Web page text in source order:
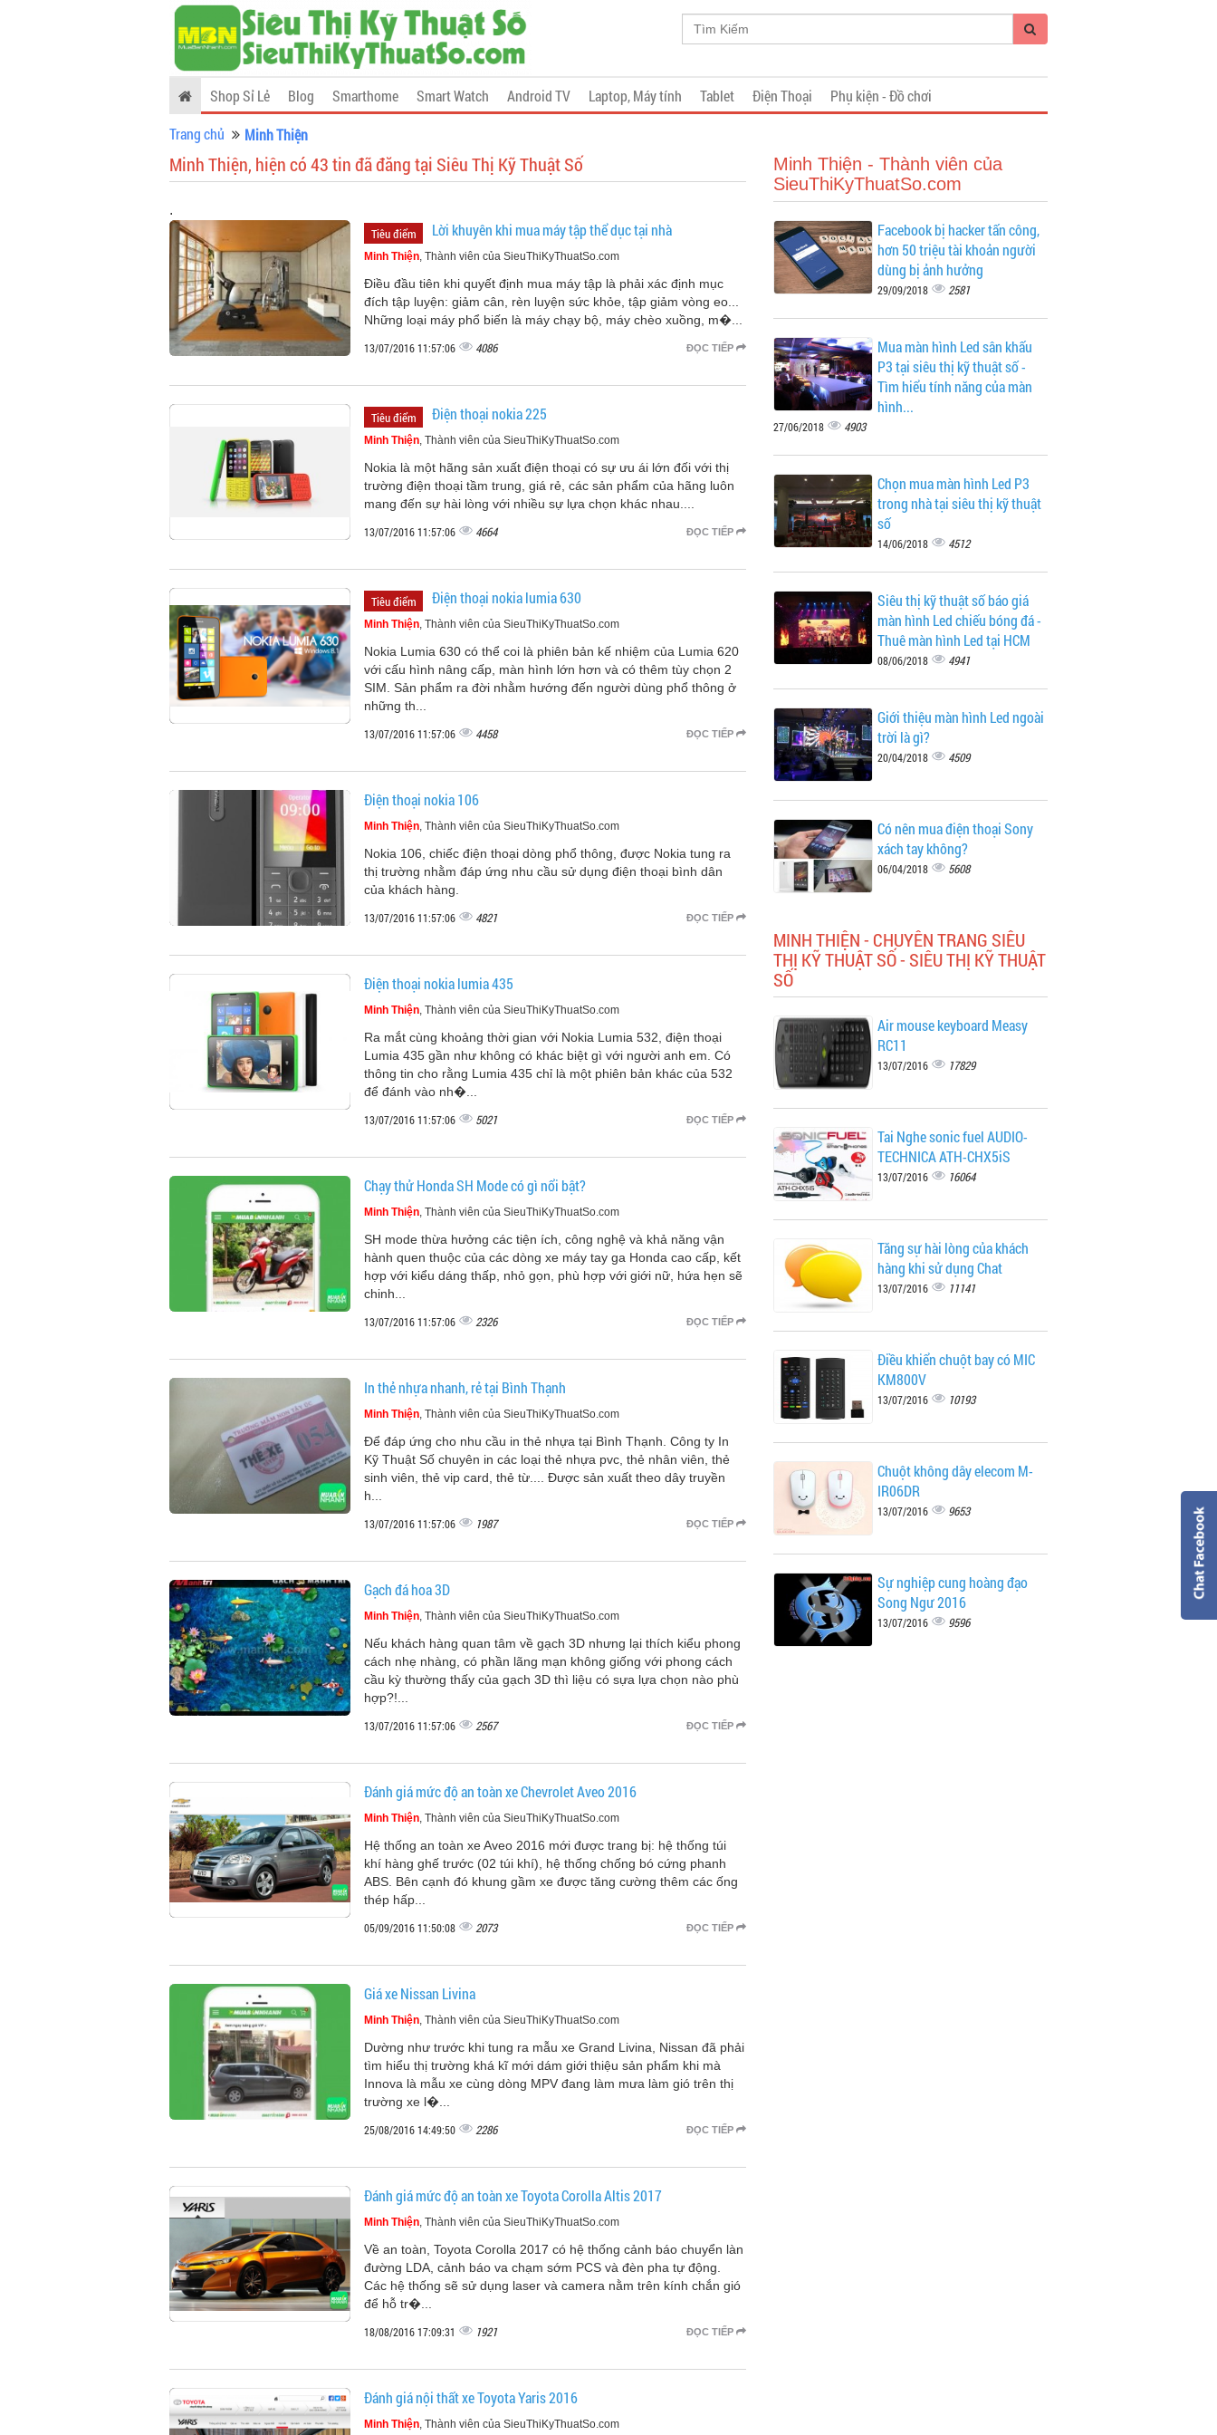
Shop Sỉ Lẻ Blog Smarthome Smart Watch Android TV Laptop, Máy tính Tablet Điện Thoại
Phụ kiện - Đồ chơi
Trang chủ
Minh Thiện
Minh Thiện, hiện có 43 tin đã đăng tại Siêu Thị Kỹ Thuật Số
.
Tiêu điểm Lời khuyên khi mua máy tập thể dục tại nhà
Minh Thiện, Thành viên của SieuThiKyThuatSo.com
Điều đầu tiên khi quyết định mua máy tập là phải xác định mục
đích tập luyện: giảm cân, rèn luyện sức khỏe, tập giảm vòng eo...
Những loại máy phổ biến là máy chạy bộ, máy chèo xuồng, m�...
ĐỌC TIẾP
13/07/2016 11:57:06 4086
Tiêu điểm Điện thoại nokia 225
Minh Thiện, Thành viên của SieuThiKyThuatSo.com
Nokia là một hãng sản xuất điện thoại có sự ưu ái lớn đối với thị
trường điện thoại tầm trung, giá rẻ, các sản phẩm của hãng luôn
mang đến sự hài lòng với nhiều sự lựa chọn khác nhau....
ĐỌC TIẾP
13/07/2016 11:57:06 4664
Tiêu điểm Điện thoại nokia lumia 630
Minh Thiện, Thành viên của SieuThiKyThuatSo.com
Nokia Lumia 630 có thể coi là phiên bản kế nhiệm của Lumia 620
với cấu hình nâng cấp, màn hình lớn hơn và có thêm tùy chọn 2
SIM. Sản phẩm ra đời nhằm hướng đến người dùng phổ thông ở
những th...
ĐỌC TIẾP
13/07/2016 11:57:06 4458
Điện thoại nokia 106
Minh Thiện, Thành viên của SieuThiKyThuatSo.com
Nokia 106, chiếc điện thoại dòng phổ thông, được Nokia tung ra
thị trường nhằm đáp ứng nhu cầu sử dụng điện thoại bình dân
của khách hàng.
ĐỌC TIẾP
13/07/2016 11:57:06 4821
Điện thoại nokia lumia 435
Minh Thiện, Thành viên của SieuThiKyThuatSo.com
Ra mắt cùng khoảng thời gian với Nokia Lumia 532, điện thoại
Lumia 435 gần như không có khác biệt gì với người anh em. Có
thông tin cho rằng Lumia 435 chỉ là một phiên bản khác của 532
để đánh vào nh�...
ĐỌC TIẾP
13/07/2016 11:57:06 5021
Chạy thử Honda SH Mode có gì nổi bật?
Minh Thiện, Thành viên của SieuThiKyThuatSo.com
SH mode thừa hưởng các tiện ích, công nghệ và khả năng vận
hành quen thuộc của các dòng xe máy tay ga Honda cao cấp, kết
hợp với kiểu dáng thấp, nhỏ gọn, phù hợp với giới nữ, hứa hẹn sẽ
chinh...
ĐỌC TIẾP
13/07/2016 11:57:06 2326
In thẻ nhựa nhanh, rẻ tại Bình Thạnh
Minh Thiện, Thành viên của SieuThiKyThuatSo.com
Để đáp ứng cho nhu cầu in thẻ nhựa tại Bình Thạnh. Công ty In
Kỹ Thuật Số chuyên in các loại thẻ nhựa pvc, thẻ nhân viên, thẻ
sinh viên, thẻ vip card, thẻ từ.... Được sản xuất theo dây truyền
h...
ĐỌC TIẾP
13/07/2016 11:57:06 1987
Gạch đá hoa 3D
Minh Thiện, Thành viên của SieuThiKyThuatSo.com
Nếu khách hàng quan tâm về gạch 3D nhưng lại thích kiểu phong
cách nhẹ nhàng, có phần lãng mạn không giống với phong cách
cầu kỳ thường thấy của gạch 3D thì liệu có sựa lựa chọn nào phù
hợp?!...
ĐỌC TIẾP
13/07/2016 11:57:06 2567
Đánh giá mức độ an toàn xe Chevrolet Aveo 2016
Minh Thiện, Thành viên của SieuThiKyThuatSo.com
Hệ thống an toàn xe Aveo 2016 mới được trang bị: hệ thống túi
khí hàng ghế trước (02 túi khí), hệ thống chống bó cứng phanh
ABS. Bên cạnh đó khung gầm xe được tăng cường thêm các ống
thép hấp...
ĐỌC TIẾP
05/09/2016 11:50:08 2073
Giá xe Nissan Livina
Minh Thiện, Thành viên của SieuThiKyThuatSo.com
Dường như trước khi tung ra mẫu xe Grand Livina, Nissan đã phải
tìm hiểu thị trường khá kĩ mới dám giới thiệu sản phẩm khi mà
Innova là mẫu xe cùng dòng MPV đang làm mưa làm gió trên thị
trường xe l�...
ĐỌC TIẾP
25/08/2016 14:49:50 2286
Đánh giá mức độ an toàn xe Toyota Corolla Altis 2017
Minh Thiện, Thành viên của SieuThiKyThuatSo.com
Về an toàn, Toyota Corolla 2017 có hệ thống cảnh báo chuyển làn
đường LDA, cảnh báo va chạm sớm PCS và đèn pha tự động.
Các hệ thống sẽ sử dụng laser và camera nằm trên kính chắn gió
để hỗ tr�...
ĐỌC TIẾP
18/08/2016 17:09:31 1921
Đánh giá nội thất xe Toyota Yaris 2016
Minh Thiện, Thành viên của SieuThiKyThuatSo.com
Minh Thiện - Thành viên của
SieuThiKyThuatSo.com
Facebook bị hacker tấn công,
hơn 50 triệu tài khoản người
dùng bị ảnh hưởng
29/09/2018 2581
Mua màn hình Led sân khấu
P3 tại siêu thị kỹ thuật số -
Tìm hiểu tính năng của màn
hình...
27/06/2018 4903
Chọn mua màn hình Led P3
trong nhà tại siêu thị kỹ thuật
số
14/06/2018 4512
Siêu thị kỹ thuật số báo giá
màn hình Led chiếu bóng đá -
Thuê màn hình Led tại HCM
08/06/2018 4941
Giới thiệu màn hình Led ngoài
trời là gì?
20/04/2018 4509
Có nên mua điện thoại Sony
xách tay không?
06/04/2018 5608
MINH THIỆN - CHUYÊN TRANG SIÊU
THỊ KỸ THUẬT SỐ - SIÊU THỊ KỸ THUẬT
SỐ
Air mouse keyboard Measy
RC11
13/07/2016 17829
Tai Nghe sonic fuel AUDIO-
TECHNICA ATH-CHX5iS
13/07/2016 16064
Tăng sự hài lòng của khách
hàng khi sử dụng Chat
13/07/2016 11141
Điều khiển chuột bay có MIC
KM800V
13/07/2016 10193
Chuột không dây elecom M-
IR06DR
13/07/2016 9653
Sự nghiệp cung hoàng đạo
Song Ngư 2016
13/07/2016 9596